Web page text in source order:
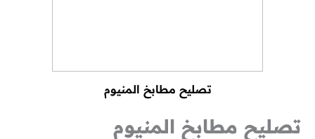
تصليح مطابخ المنيوم
تصليح مطابخ المنيوم